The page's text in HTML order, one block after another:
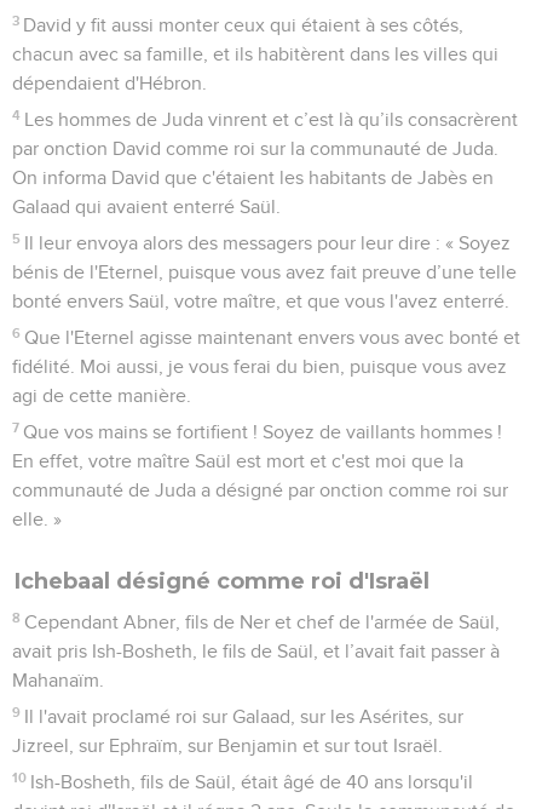
3 David y fit aussi monter ceux qui étaient à ses côtés,
chacun avec sa famille, et ils habitèrent dans les villes qui
dépendaient d'Hébron.
4 Les hommes de Juda vinrent et c’est là qu’ils consacrèrent
par onction David comme roi sur la communauté de Juda.
On informa David que c'étaient les habitants de Jabès en
Galaad qui avaient enterré Saül.
5 Il leur envoya alors des messagers pour leur dire : « Soyez
bénis de l'Eternel, puisque vous avez fait preuve d’une telle
bonté envers Saül, votre maître, et que vous l'avez enterré.
6 Que l'Eternel agisse maintenant envers vous avec bonté et
fidélité. Moi aussi, je vous ferai du bien, puisque vous avez
agi de cette manière.
7 Que vos mains se fortifient ! Soyez de vaillants hommes !
En effet, votre maître Saül est mort et c'est moi que la
communauté de Juda a désigné par onction comme roi sur
elle. »
Ichebaal désigné comme roi d'Israël
8 Cependant Abner, fils de Ner et chef de l'armée de Saül,
avait pris Ish-Bosheth, le fils de Saül, et l’avait fait passer à
Mahanaïm.
9 Il l'avait proclamé roi sur Galaad, sur les Asérites, sur
Jizreel, sur Ephraïm, sur Benjamin et sur tout Israël.
10 Ish-Bosheth, fils de Saül, était âgé de 40 ans lorsqu'il